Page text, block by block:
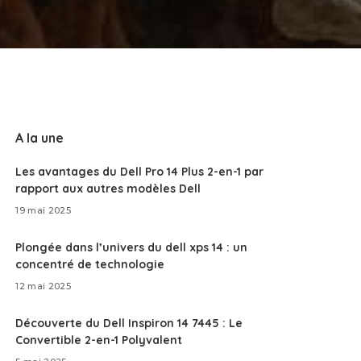
A la une
Les avantages du Dell Pro 14 Plus 2-en-1 par
rapport aux autres modèles Dell
19 mai 2025
Plongée dans l’univers du dell xps 14 : un
concentré de technologie
12 mai 2025
Découverte du Dell Inspiron 14 7445 : Le
Convertible 2-en-1 Polyvalent